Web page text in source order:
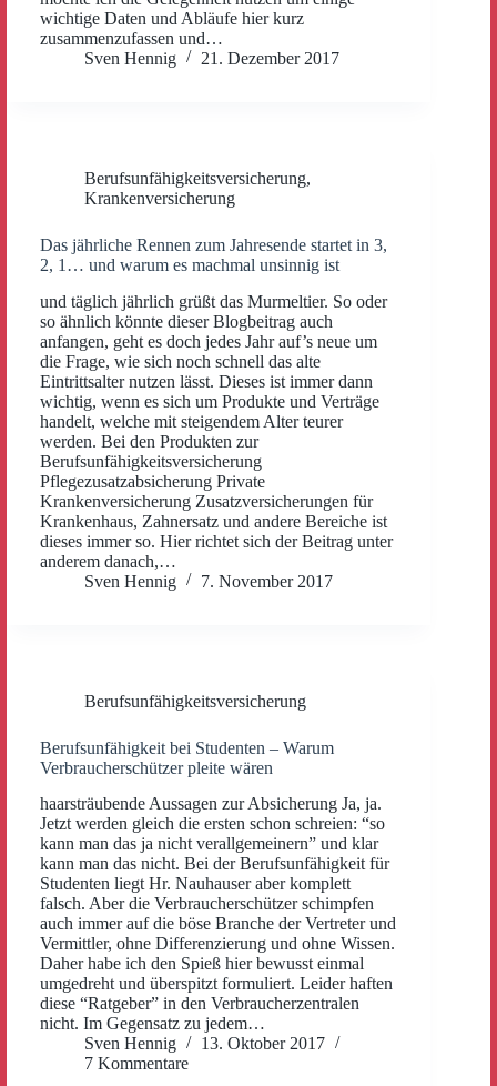
wichtige Daten und Abläufe hier kurz
zusammenzufassen und…
Sven Hennig
21. Dezember 2017
Berufsunfähigkeitsversicherung,
Krankenversicherung
Das jährliche Rennen zum Jahresende startet in 3,
2, 1… und warum es machmal unsinnig ist
und täglich jährlich grüßt das Murmeltier. So oder
so ähnlich könnte dieser Blogbeitrag auch
anfangen, geht es doch jedes Jahr auf’s neue um
die Frage, wie sich noch schnell das alte
Eintrittsalter nutzen lässt. Dieses ist immer dann
wichtig, wenn es sich um Produkte und Verträge
handelt, welche mit steigendem Alter teurer
werden. Bei den Produkten zur
Berufsunfähigkeitsversicherung
Pflegezusatzabsicherung Private
Krankenversicherung Zusatzversicherungen für
Krankenhaus, Zahnersatz und andere Bereiche ist
dieses immer so. Hier richtet sich der Beitrag unter
anderem danach,…
Sven Hennig
7. November 2017
Berufsunfähigkeitsversicherung
Berufsunfähigkeit bei Studenten – Warum
Verbraucherschützer pleite wären
haarsträubende Aussagen zur Absicherung Ja, ja.
Jetzt werden gleich die ersten schon schreien: “so
kann man das ja nicht verallgemeinern” und klar
kann man das nicht. Bei der Berufsunfähigkeit für
Studenten liegt Hr. Nauhauser aber komplett
falsch. Aber die Verbraucherschützer schimpfen
auch immer auf die böse Branche der Vertreter und
Vermittler, ohne Differenzierung und ohne Wissen.
Daher habe ich den Spieß hier bewusst einmal
umgedreht und überspitzt formuliert. Leider haften
diese “Ratgeber” in den Verbraucherzentralen
nicht. Im Gegensatz zu jedem…
Sven Hennig
13. Oktober 2017
7 Kommentare